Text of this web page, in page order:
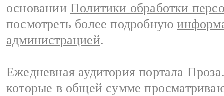
основании Политики обработки
посмотреть более подробную
администрацией.
Ежедневная аудитория портала
которые в общей сумме